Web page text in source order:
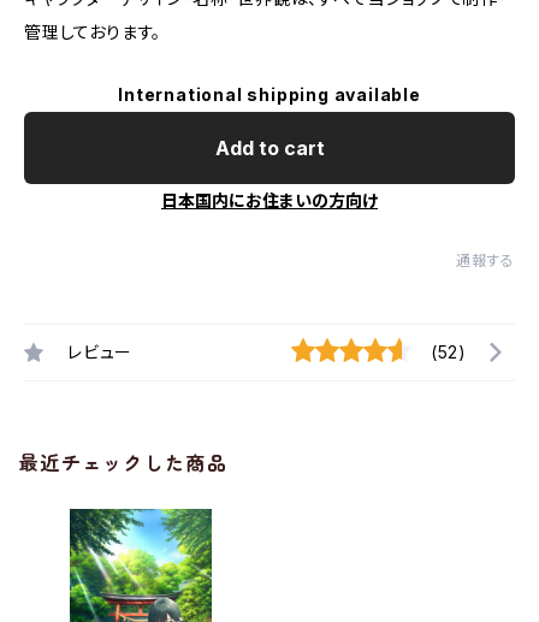
管理しております。
International shipping available
Add to cart
日本国内にお住まいの方向け
通報する
レビュー (52)
最近チェックした商品